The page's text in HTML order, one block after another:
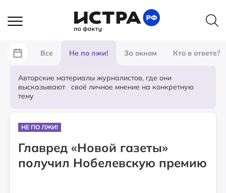
Все Не по лжи! За окном Кто в ответе?
Авторские материалы журналистов, где они
высказывают своё личное мнение на конкретную
тему
НЕ ПО ЛЖИ!
Главред «Новой газеты»
получил Нобелевскую премию